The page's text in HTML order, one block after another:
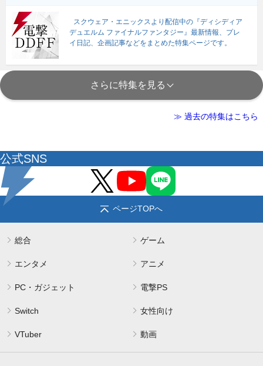
スクウェア・エニックスより配信中の『ディシディア
デュエルム ファイナルファンタジー』最新情報、プレ
イ日記、企画記事などをまとめた特集ページです。
さらに特集を見る
≫ 過去の特集はこちら
公式SNS
ページTOPへ
総合 ゲーム
エンタメ アニメ
PC・ガジェット 電撃PS
Switch 女性向け
VTuber 動画